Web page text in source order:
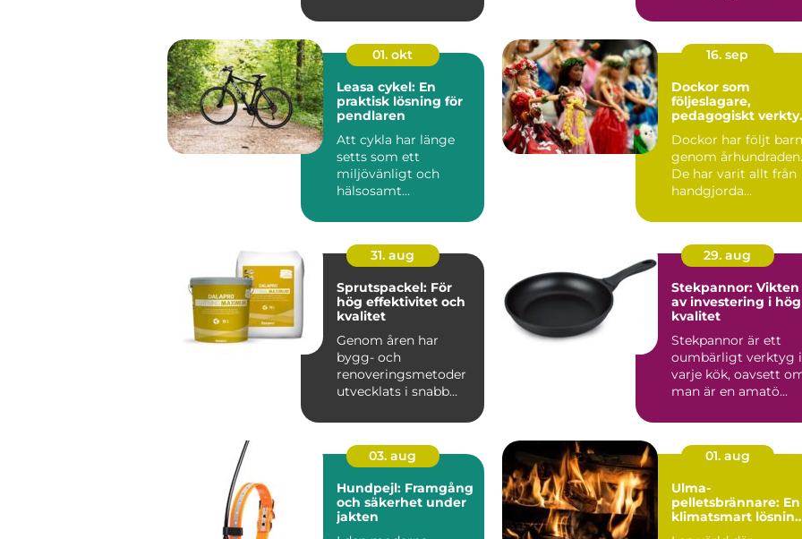
01. okt
Leasa cykel: En
praktisk lösning för
pendlaren
Att cykla har länge
setts som ett
miljövänligt och
hälsosamt
16. sep
Dockor som
följeslagare,
pedagogiskt
Dockor har följt barn
genom århundraden.
De har varit allt från
handgjorda
avancerad...
31. aug
Sprutspackel: För
hög effektivitet och
kvalitet
Genom åren har
bygg- och
renoveringsmetoder
utvecklats i snabb
teknologie...
29. aug
Stekpannor: Vikten
av investering i hög
kvalitet
Stekpannor är ett
oumbärligt verktyg i
varje kök, oavsett
man är en amatö...
03. aug
Hundpejl: Framgång
och säkerhet under
jakten
01. aug
Ulma-
pelletsbrännare: En
klimatsmart